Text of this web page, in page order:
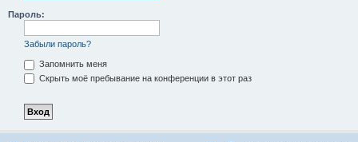
Пароль:
Забыли пароль?
Запомнить меня
Скрыть моё пребывание на конференции в этот раз